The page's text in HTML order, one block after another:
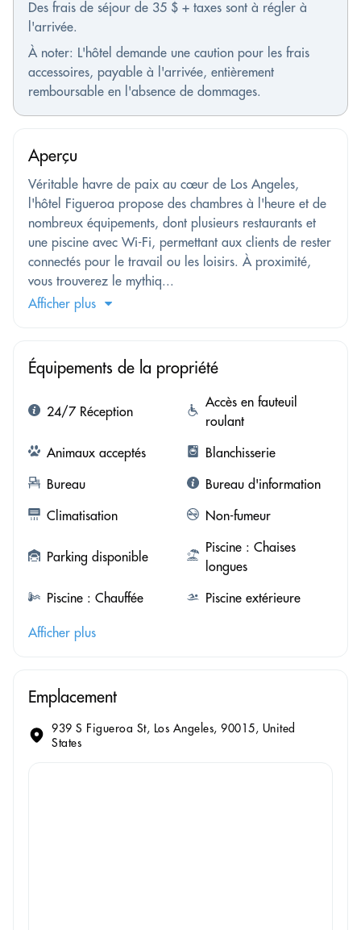
Des frais de séjour de 35 $ + taxes sont à régler à
l'arrivée.
À noter: L'hôtel demande une caution pour les frais
accessoires, payable à l'arrivée, entièrement
remboursable en l'absence de dommages.
Aperçu
Véritable havre de paix au cœur de Los Angeles,
l'hôtel Figueroa propose des chambres à l'heure et de
nombreux équipements, dont plusieurs restaurants et
une piscine avec Wi-Fi, permettant aux clients de rester
connectés pour le travail ou les loisirs. À proximité,
vous trouverez le mythiq...
Afficher plus
Équipements de la propriété
24/7 Réception
Accès en fauteuil
roulant
Animaux acceptés
Blanchisserie
Bureau
Bureau d'information
Climatisation
Non-fumeur
Parking disponible
Piscine : Chaises
longues
Piscine : Chauffée
Piscine extérieure
Afficher plus
Emplacement
939 S Figueroa St, Los Angeles, 90015, United
States